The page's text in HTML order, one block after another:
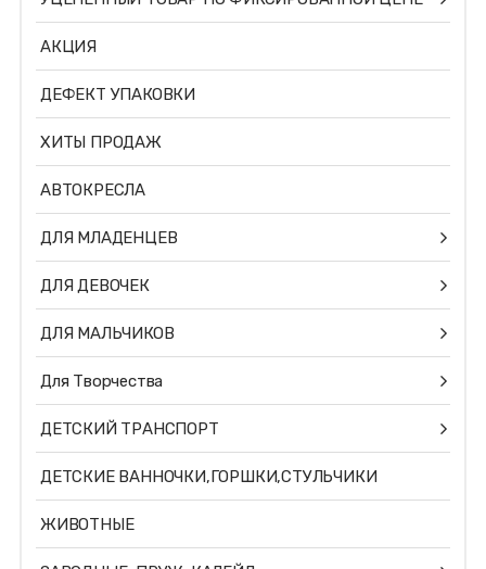
АКЦИЯ
ДЕФЕКТ УПАКОВКИ
ХИТЫ ПРОДАЖ
АВТОКРЕСЛА
ДЛЯ МЛАДЕНЦЕВ
ДЛЯ ДЕВОЧЕК
ДЛЯ МАЛЬЧИКОВ
Для Творчества
ДЕТСКИЙ ТРАНСПОРТ
ДЕТСКИЕ ВАННОЧКИ,ГОРШКИ,СТУЛЬЧИКИ
ЖИВОТНЫЕ